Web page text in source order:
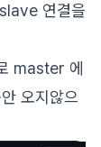
연결을
master 에
오지않으